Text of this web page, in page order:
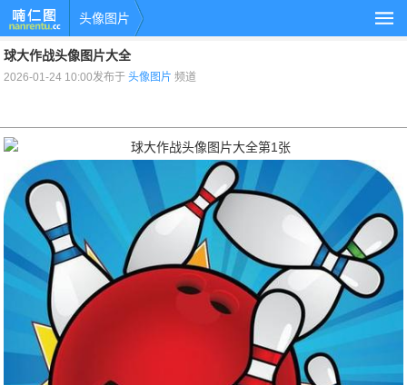
头像图片
球大作战头像图片大全
2026-01-24 10:00发布于头像图片 频道